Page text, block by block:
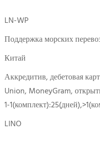
LN-WP
Поддержка морских
Китай
Аккредитив, дебетовая
Union, MoneyGram,
1-
LINO